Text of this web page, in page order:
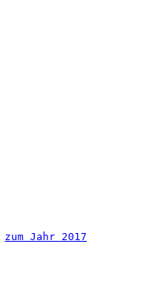
zum Jahr 2017